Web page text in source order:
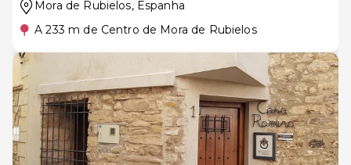
Mora de Rubielos, Espanha
A 233 m de Centro de Mora de Rubielos